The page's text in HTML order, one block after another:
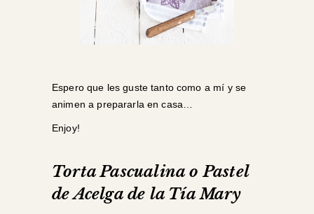
Espero que les guste tanto como a mí y se
animen a prepararla en casa…
Enjoy!
Torta Pascualina o Pastel
de Acelga de la Tía Mary